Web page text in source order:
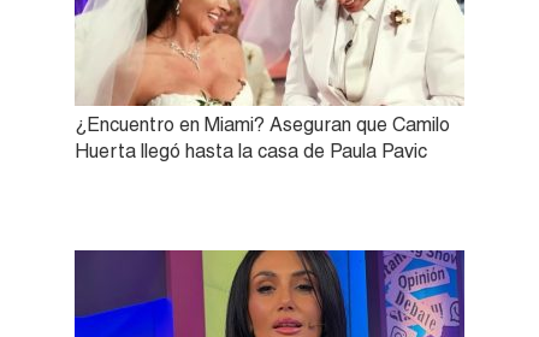
¿Encuentro en Miami? Aseguran que Camilo
Huerta llegó hasta la casa de Paula Pavic